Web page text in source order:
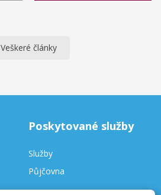
Veškeré články
Poskytované služby
Služby
Půjčovna